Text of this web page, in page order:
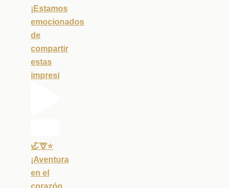
¡Estamos
emocionados
de
compartir
estas
impresi
🦏🦒⭐️
¡Aventura
en el
corazón